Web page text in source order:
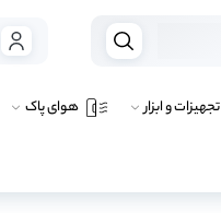
تجهیزات و ابزار هوای پاک